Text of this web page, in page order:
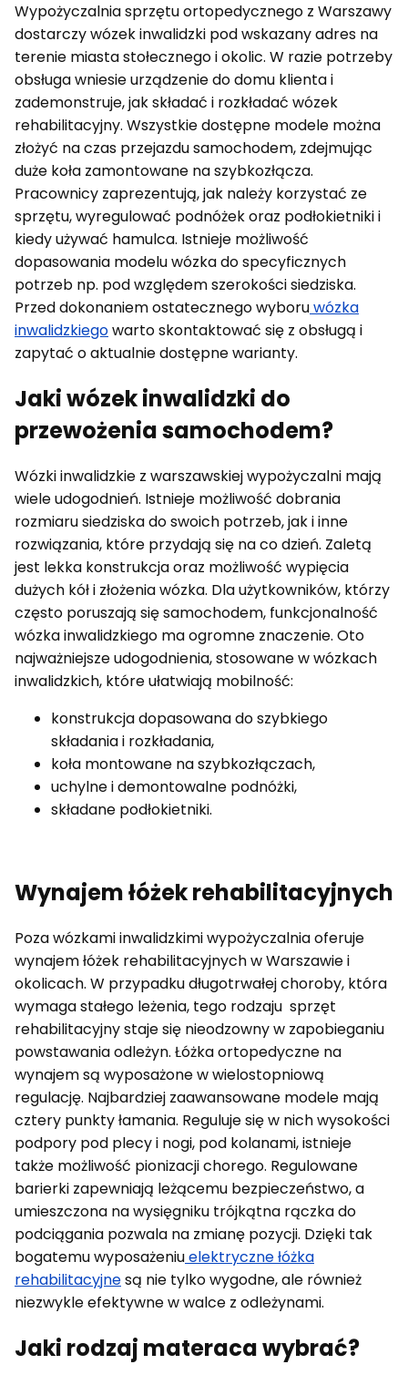
Wypożyczalnia sprzętu ortopedycznego z Warszawy
dostarczy wózek inwalidzki pod wskazany adres na
terenie miasta stołecznego i okolic. W razie potrzeby
obsługa wniesie urządzenie do domu klienta i
zademonstruje, jak składać i rozkładać wózek
rehabilitacyjny. Wszystkie dostępne modele można
złożyć na czas przejazdu samochodem, zdejmując
duże koła zamontowane na szybkozłącza.
Pracownicy zaprezentują, jak należy korzystać ze
sprzętu, wyregulować podnóżek oraz podłokietniki i
kiedy używać hamulca. Istnieje możliwość
dopasowania modelu wózka do specyficznych
potrzeb np. pod względem szerokości siedziska.
Przed dokonaniem ostatecznego wyboruwózka
inwalidzkiegowarto skontaktować się z obsługą i
zapytać o aktualnie dostępne warianty.
Jaki wózek inwalidzki do
przewożenia samochodem?
Wózki inwalidzkie z warszawskiej wypożyczalni mają
wiele udogodnień. Istnieje możliwość dobrania
rozmiaru siedziska do swoich potrzeb, jak i inne
rozwiązania, które przydają się na co dzień. Zaletą
jest lekka konstrukcja oraz możliwość wypięcia
dużych kół i złożenia wózka. Dla użytkowników, którzy
często poruszają się samochodem, funkcjonalność
wózka inwalidzkiego ma ogromne znaczenie. Oto
najważniejsze udogodnienia, stosowane w wózkach
inwalidzkich, które ułatwiają mobilność:
konstrukcja dopasowana do szybkiego
składania i rozkładania,
koła montowane na szybkozłączach,
uchylne i demontowalne podnóżki,
składane podłokietniki.
Wynajem łóżek rehabilitacyjnych
Poza wózkami inwalidzkimi wypożyczalnia oferuje
wynajem łóżek rehabilitacyjnych w Warszawie i
okolicach. W przypadku długotrwałej choroby, która
wymaga stałego leżenia, tego rodzaju sprzęt
rehabilitacyjny staje się nieodzowny w zapobieganiu
powstawania odleżyn. Łóżka ortopedyczne na
wynajem są wyposażone w wielostopniową
regulację. Najbardziej zaawansowane modele mają
cztery punkty łamania. Reguluje się w nich wysokości
podpory pod plecy i nogi, pod kolanami, istnieje
także możliwość pionizacji chorego. Regulowane
barierki zapewniają leżącemu bezpieczeństwo, a
umieszczona na wysięgniku trójkątna rączka do
podciągania pozwala na zmianę pozycji. Dzięki tak
bogatemu wyposażeniuelektryczne łóżka
rehabilitacyjnesą nie tylko wygodne, ale również
niezwykle efektywne w walce z odleżynami.
Jaki rodzaj materaca wybrać?